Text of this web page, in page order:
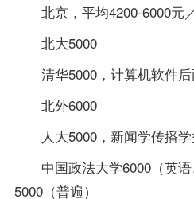
北京，平均4200-6000元
北大5000
清华5000，计算机软件后
北外6000
人大5000，新闻学传播学
中国政法大学6000（英语
5000（普遍）